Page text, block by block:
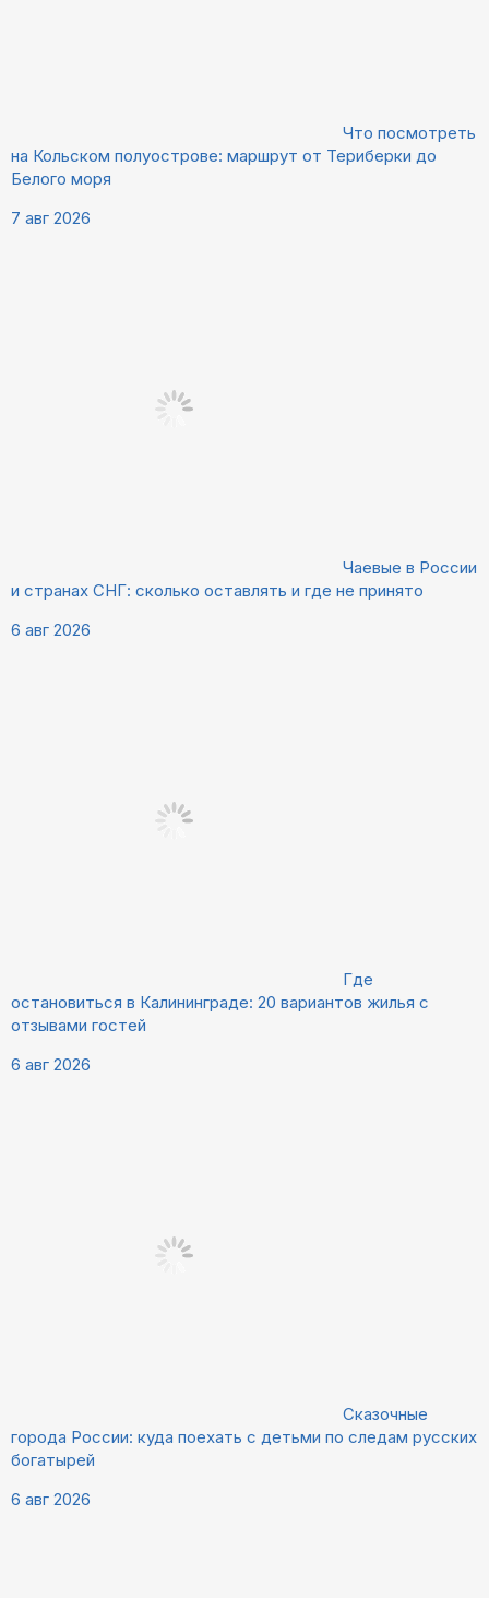
Что посмотреть
на Кольском полуострове: маршрут от Териберки до
Белого моря
7 авг 2026
Чаевые в России
и странах СНГ: сколько оставлять и где не принято
6 авг 2026
Где
остановиться в Калининграде: 20 вариантов жилья с
отзывами гостей
6 авг 2026
Сказочные
города России: куда поехать с детьми по следам русских
богатырей
6 авг 2026